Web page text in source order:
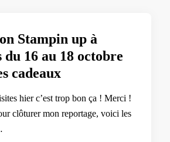
Stampin up à
16 au 18 octobre
cadeaux
hier c’est trop bon ça ! Merci !
clôturer mon reportage, voici les